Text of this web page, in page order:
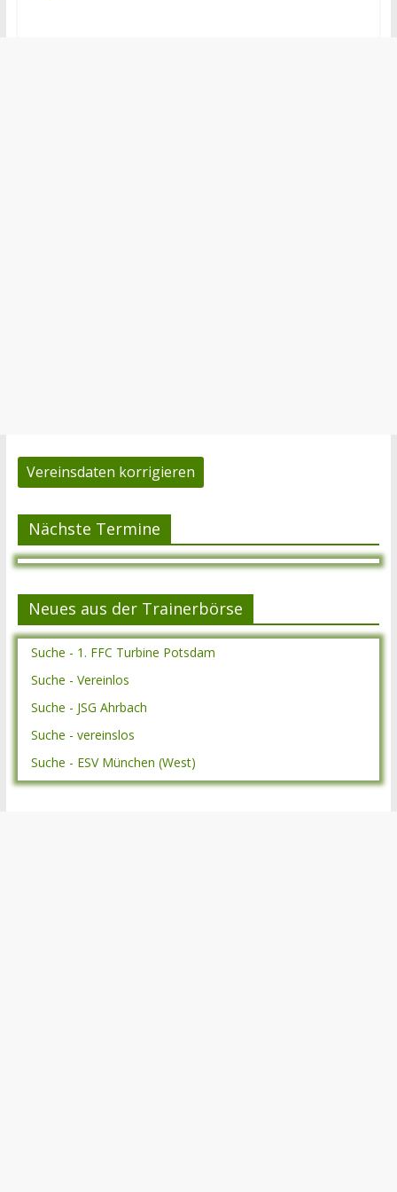
Vereinsdaten korrigieren
Nächste Termine
Neues aus der Trainerbörse
Suche - 1. FFC Turbine Potsdam
Suche - Vereinlos
Suche - JSG Ahrbach
Suche - vereinslos
Suche - ESV München (West)